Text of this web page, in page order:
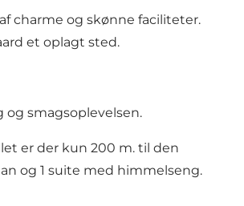
charme og skønne faciliteter.
et oplagt sted.
smagsoplevelsen.
er der kun 200 m. til den
og 1 suite med himmelseng.